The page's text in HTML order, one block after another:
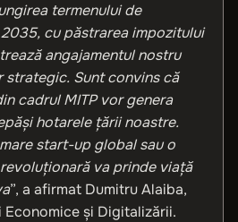
termenului de
cu păstrarea impozitului
angajamentul nostru
strategic. Sunt convins că
cadrul MITP vor genera
hotarele țării noastre.
start-up global sau o
va prinde viață
”, a afirmat Dumitru Alaiba,
și Digitalizării.